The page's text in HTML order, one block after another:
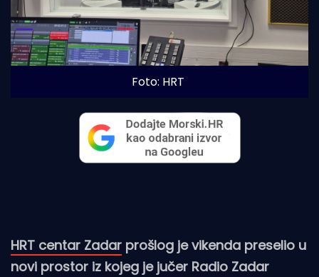
Foto: HRT
HRT centar Zadar prošlog je vikenda preselio u
novi prostor iz kojeg je jučer Radio Zadar